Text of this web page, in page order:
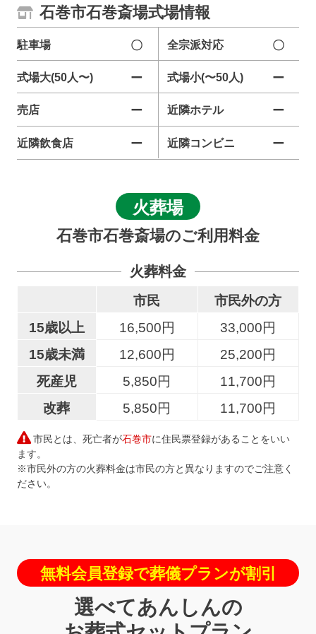
石巻市石巻斎場式場情報
駐車場 〇 全宗派対応 〇
式場大(50人〜) ー 式場小(〜50人) ー
売店 ー 近隣ホテル ー
近隣飲食店 ー 近隣コンビニ ー
火葬場
石巻市石巻斎場のご利用料金
火葬料金
市民
市民外の方
15歳以上
16,500円
33,000円
15歳未満
12,600円
25,200円
死産児
5,850円
11,700円
改葬
5,850円 11,700円
市民とは、死亡者が石巻市に住民票登録があることをいい
ます。
※市民外の方の火葬料金は市民の方と異なりますのでご注意く
ださい。
無料会員登録で葬儀プランが割引
選べてあんしんの